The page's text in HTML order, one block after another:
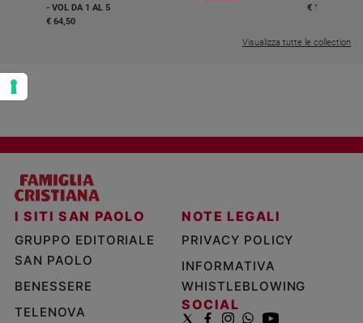
- VOL DA 1 AL 5
€ 64,50
€ 18,50
Visualizza tutte le collection
I SITI SAN PAOLO
GRUPPO EDITORIALE
SAN PAOLO
BENESSERE
TELENOVA
NOTE LEGALI
PRIVACY POLICY
INFORMATIVA
WHISTLEBLOWING
SOCIAL